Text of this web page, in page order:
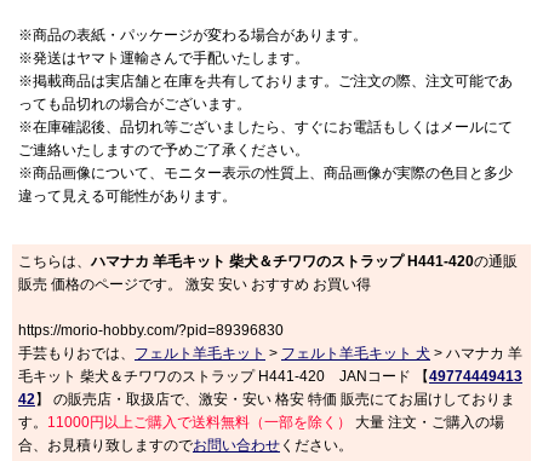
※商品の表紙・パッケージが変わる場合があります。
※発送はヤマト運輸さんで手配いたします。
※掲載商品は実店舗と在庫を共有しております。ご注文の際、注文可能であ
っても品切れの場合がございます。
※在庫確認後、品切れ等ございましたら、すぐにお電話もしくはメールにて
ご連絡いたしますので予めご了承ください。
※商品画像について、モニター表示の性質上、商品画像が実際の色目と多少
違って見える可能性があります。
こちらは、ハマナカ 羊毛キット 柴犬＆チワワのストラップ H441-420の通販
販売 価格のページです。 激安 安い おすすめ お買い得
https://morio-hobby.com/?pid=89396830
手芸もりおでは、 フェルト羊毛キット > フェルト羊毛キット 犬 > ハマナカ 羊
毛キット 柴犬＆チワワのストラップ H441-420 JANコード 【49774449413
42】 の販売店・取扱店で、激安・安い 格安 特価 販売にてお届けしておりま
す。 11000円以上ご購入で送料無料（一部を除く）
大量 注文・ご購入の場
合、お見積り致しますのでお問い合わせ ください。